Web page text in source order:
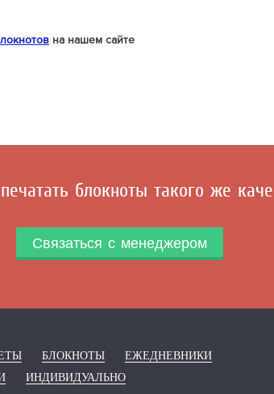
на нашем сайте
блокноты такого же
Связаться с менеджером
БЛОКНОТЫ
ЕЖЕДНЕВНИКИ
ИНДИВИДУАЛЬНО